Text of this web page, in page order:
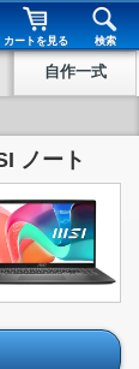
カートを見る 検索
自作一式
ノート